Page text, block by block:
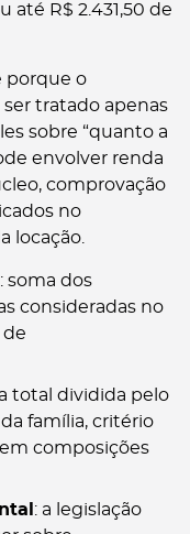
até R$ 2.431,50 de
porque o
tratado apenas
sobre “quanto a
envolver renda
comprovação
no
locação.
: soma dos
consideradas no
de
total dividida pelo
família, critério
composições
: a legislação